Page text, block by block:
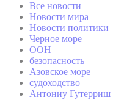
Все новости
Новости мира
Новости политики
Черное море
ООН
безопасность
Азовское море
судоходство
Антониу Гутерриш